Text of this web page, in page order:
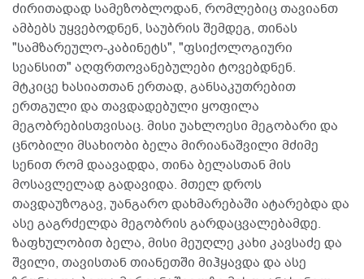
ძირითადად სამეზობლოდან, რომლებიც თავიანთ
ამბებს უყვებოდნენ, საუბრის შემდეგ, თინას
"სამზარეულო-კაბინეტს", "ფსიქოლოგიური
სეანსით" აღფრთოვანებულები ტოვებდნენ.
მტკიცე ხასიათთან ერთად, განსაკუთრებით
ერთგული და თავდადებული ყოფილა
მეგობრებისთვისაც. მისი უახლოესი მეგობარი და
ცნობილი მსახიობი ბელა მირიანაშვილი მძიმე
სენით რომ დაავადდა, თინა ბელასთან მის
მოსავლელად გადავიდა. მთელ დროს
თავდაუზოგავ, უანგარო დახმარებაში ატარებდა და
ასე გაგრძელდა მეგობრის გარდაცვალებამდე.
ზაფხულობით ბელა, მისი მეუღლე კახი კავსაძე და
შვილი, თავისთან თიანეთში მიჰყავდა და ასე